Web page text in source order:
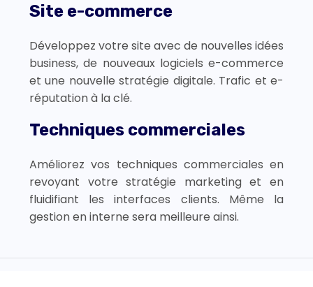
Site e-commerce
Développez votre site avec de nouvelles idées
business, de nouveaux logiciels e-commerce
et une nouvelle stratégie digitale. Trafic et e-
réputation à la clé.
Techniques commerciales
Améliorez vos techniques commerciales en
revoyant votre stratégie marketing et en
fluidifiant les interfaces clients. Même la
gestion en interne sera meilleure ainsi.